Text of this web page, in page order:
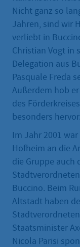
Nicht ganz so
Jahren, sind wir
verliebt in
Christian Vogt in
Delegation aus
Pasquale Freda
Außerdem hob
des
besonders hervor.
Im Jahr 2001
Hofheim an die
die Gruppe auch
Buccino. Beim
Altstadt haben
Staatsminister
Nicola Parisi